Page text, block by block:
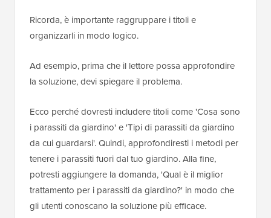
Ricorda, è importante raggruppare i titoli e
organizzarli in modo logico.
Ad esempio, prima che il lettore possa approfondire
la soluzione, devi spiegare il problema.
Ecco perché dovresti includere titoli come 'Cosa sono
i parassiti da giardino' e 'Tipi di parassiti da giardino
da cui guardarsi'. Quindi, approfondiresti i metodi per
tenere i parassiti fuori dal tuo giardino. Alla fine,
potresti aggiungere la domanda, 'Qual è il miglior
trattamento per i parassiti da giardino?' in modo che
gli utenti conoscano la soluzione più efficace.